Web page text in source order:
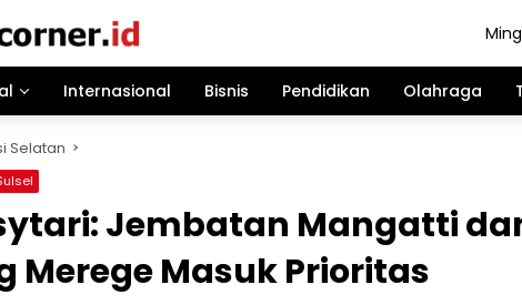
Internasional Bisnis Pendidikan Olahraga
Selatan
Jembatan Mangatti
Merege Masuk Prioritas